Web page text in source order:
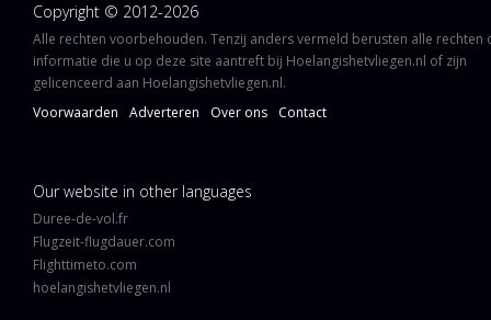
Copyright © 2012-2026
Alle rechten voorbehouden. Tenzij anders vermeld berusten alle rechten
informatie die u op deze site aantreft bij Hoelangishetvliegen.nl of zijn
gelicenceerd aan Hoelangishetvliegen.nl.
Voorwaarden
Adverteren Over ons Contact
Our website in other languages
Duree-de-vol.fr
Flugzeit-flugdauer.com
Flighttimeto.com
hoelangishetvliegen.nl